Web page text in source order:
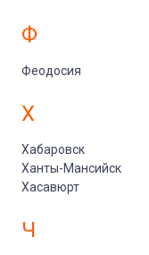
Ф
Феодосия
Х
Хабаровск
Ханты-Мансийск
Хасавюрт
Ч